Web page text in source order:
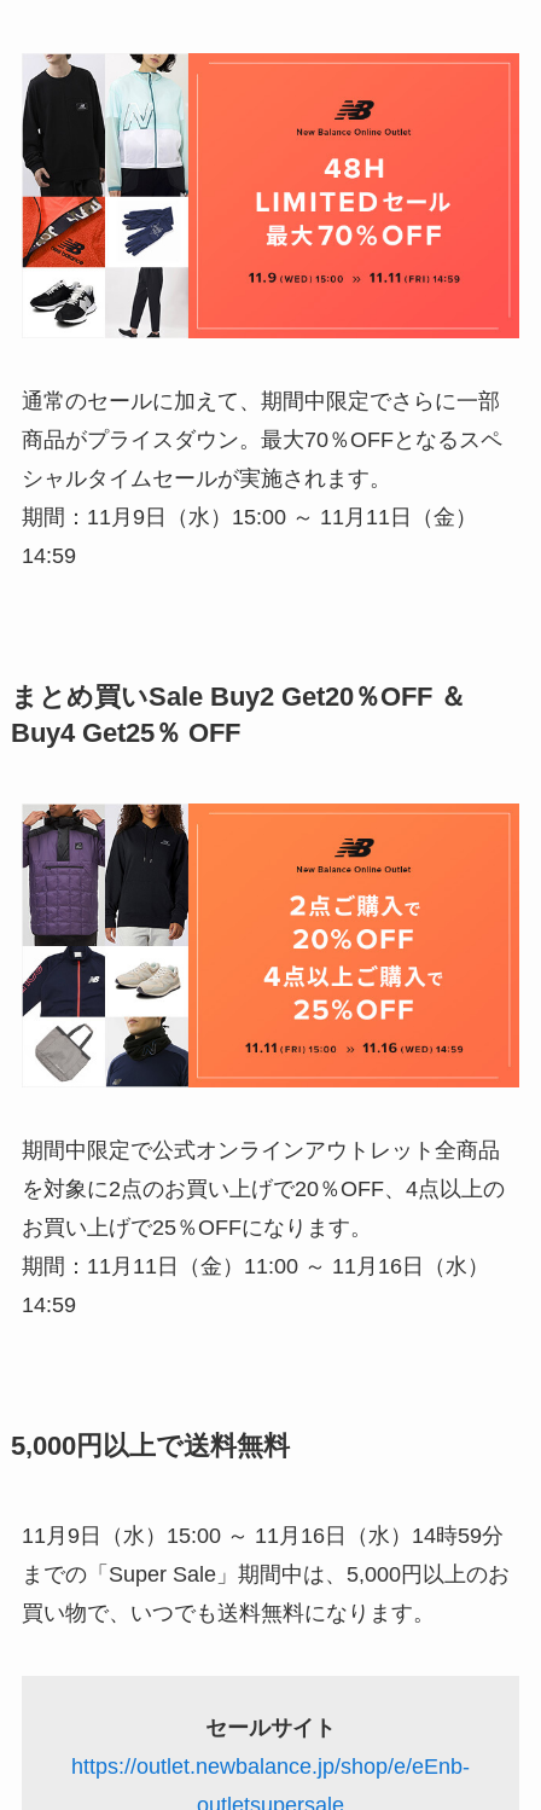
通常のセールに加えて、期間中限定でさらに一部
商品がプライスダウン。最大70％OFFとなるスペ
シャルタイムセールが実施されます。
期間：11月9日（水）15:00 ～ 11月11日（金）
14:59
まとめ買いSale Buy2 Get20％OFF ＆
Buy4 Get25％ OFF
期間中限定で公式オンラインアウトレット全商品
を対象に2点のお買い上げで20％OFF、4点以上の
お買い上げで25％OFFになります。
期間：11月11日（金）11:00 ～ 11月16日（水）
14:59
5,000円以上で送料無料
11月9日（水）15:00 ～ 11月16日（水）14時59分
までの「Super Sale」期間中は、5,000円以上のお
買い物で、いつでも送料無料になります。
セールサイト
https://outlet.newbalance.jp/shop/e/eEnb-
outletsupersale